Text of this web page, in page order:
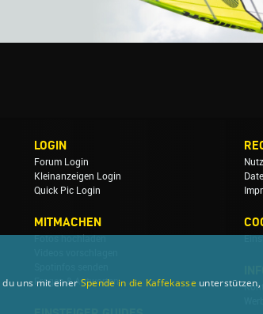
LOGIN
Forum Login
Kleinanzeigen Login
Quick Pic Login
MITMACHEN
Fragen & Antworten
uns mit einer Spende in die Kaffekasse unterstützen,